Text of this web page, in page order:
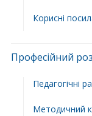
Корисні
Професійний
Педагогічні
Методичний